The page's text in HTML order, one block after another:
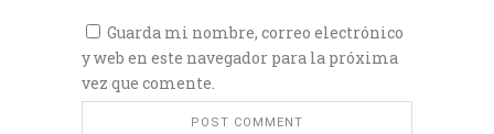
Guarda mi nombre, correo electrónico
y web en este navegador para la próxima
vez que comente.